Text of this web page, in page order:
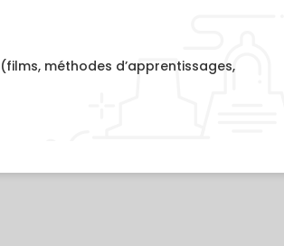
méthodes d’apprentissages,